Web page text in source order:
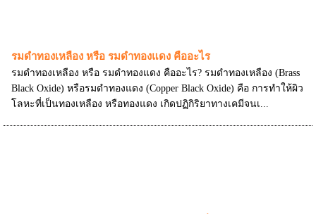
รมดำทองเหลือง หรือ รมดำทองแดง คืออะไร
รมดำทองเหลือง หรือ รมดำทองแดง คืออะไร? รมดำทองเหลือง (Brass
Black Oxide) หรือรมดำทองแดง (Copper Black Oxide) คือ การทำให้ผิว
โลหะที่เป็นทองเหลือง หรือทองแดง เกิดปฏิกิริยาทางเคมีจนเ...